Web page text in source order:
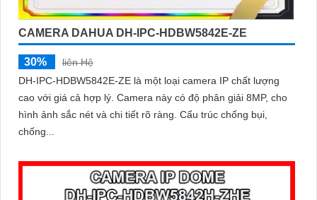
CAMERA DAHUA DH-IPC-HDBW5842E-ZE
30%
liên Hệ
DH-IPC-HDBW5842E-ZE là một loại camera IP chất lượng
cao với giá cả hợp lý. Camera này có độ phân giải 8MP, cho
hình ảnh sắc nét và chi tiết rõ ràng. Cấu trúc chống bụi,
chống...